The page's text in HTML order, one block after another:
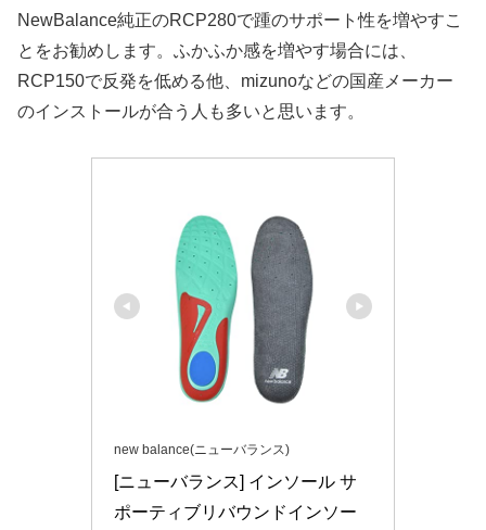
NewBalance純正のRCP280で踵のサポート性を増やすこ
とをお勧めします。ふかふか感を増やす場合には、
RCP150で反発を低める他、mizunoなどの国産メーカー
のインストールが合う人も多いと思います。
new balance(ニューバランス)
[ニューバランス] インソール サ
ポーティブリバウンドインソー